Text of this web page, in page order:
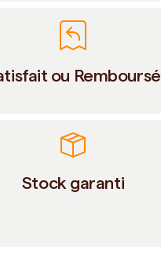
ou Remboursé
Stock garanti